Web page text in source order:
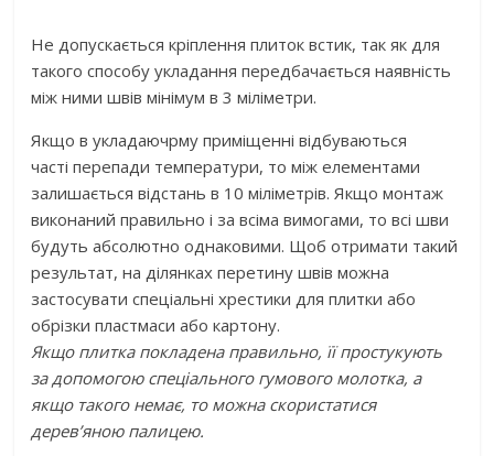
Не допускається кріплення плиток встик, так як для
такого способу укладання передбачається наявність
між ними швів мінімум в 3 міліметри.
Якщо в укладаючрму приміщенні відбуваються
часті перепади температури, то між елементами
залишається відстань в 10 міліметрів. Якщо монтаж
виконаний правильно і за всіма вимогами, то всі шви
будуть абсолютно однаковими. Щоб отримати такий
результат, на ділянках перетину швів можна
застосувати спеціальні хрестики для плитки або
обрізки пластмаси або картону.
Якщо плитка покладена правильно, її простукують
за допомогою спеціального гумового молотка, а
якщо такого немає, то можна скористатися
дерев’яною палицею.